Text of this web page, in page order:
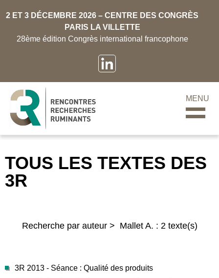
2 ET 3 DÉCEMBRE 2026 – CENTRE DES CONGRÈS
PARIS LA VILLETTE
28ème édition Congrès international francophone
MENU
TOUS LES TEXTES DES
3R
Recherche par auteur > Mallet A. : 2 texte(s)
3R 2013 - Séance : Qualité des produits